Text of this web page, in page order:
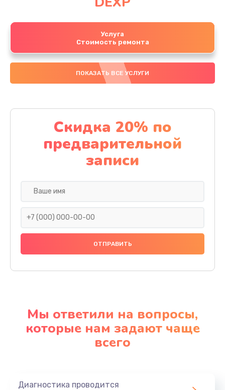
Услуга
Стоимость ремонта
ПОКАЗАТЬ ВСЕ УСЛУГИ
Скидка 20% по
предварительной
записи
Мы ответили на вопросы,
которые нам задают чаще
всего
Диагностика проводится